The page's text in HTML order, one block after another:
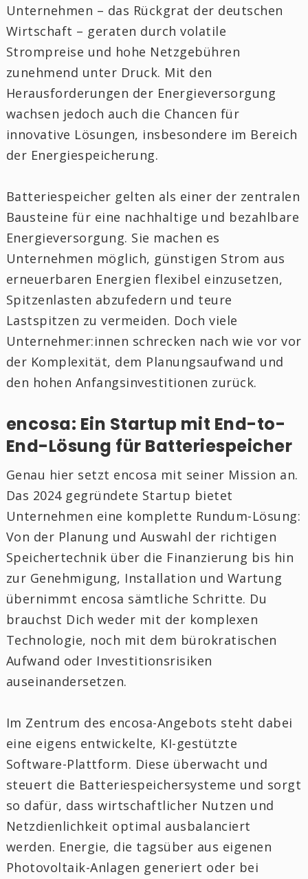
Unternehmen – das Rückgrat der deutschen
Wirtschaft – geraten durch volatile
Strompreise und hohe Netzgebühren
zunehmend unter Druck. Mit den
Herausforderungen der Energieversorgung
wachsen jedoch auch die Chancen für
innovative Lösungen, insbesondere im Bereich
der Energiespeicherung.
Batteriespeicher gelten als einer der zentralen
Bausteine für eine nachhaltige und bezahlbare
Energieversorgung. Sie machen es
Unternehmen möglich, günstigen Strom aus
erneuerbaren Energien flexibel einzusetzen,
Spitzenlasten abzufedern und teure
Lastspitzen zu vermeiden. Doch viele
Unternehmer:innen schrecken nach wie vor vor
der Komplexität, dem Planungsaufwand und
den hohen Anfangsinvestitionen zurück.
encosa: Ein Startup mit End-to-
End-Lösung für Batteriespeicher
Genau hier setzt encosa mit seiner Mission an.
Das 2024 gegründete Startup bietet
Unternehmen eine komplette Rundum-Lösung:
Von der Planung und Auswahl der richtigen
Speichertechnik über die Finanzierung bis hin
zur Genehmigung, Installation und Wartung
übernimmt encosa sämtliche Schritte. Du
brauchst Dich weder mit der komplexen
Technologie, noch mit dem bürokratischen
Aufwand oder Investitionsrisiken
auseinandersetzen.
Im Zentrum des encosa-Angebots steht dabei
eine eigens entwickelte, KI-gestützte
Software-Plattform. Diese überwacht und
steuert die Batteriespeichersysteme und sorgt
so dafür, dass wirtschaftlicher Nutzen und
Netzdienlichkeit optimal ausbalanciert
werden. Energie, die tagsüber aus eigenen
Photovoltaik-Anlagen generiert oder bei